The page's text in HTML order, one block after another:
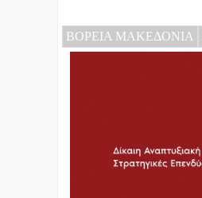
ΒΟΡΕΙΑ ΜΑΚΕΔΟΝΙΑ